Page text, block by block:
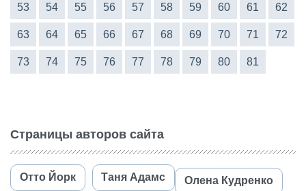
53 54 55 56 57 58 59 60 61 62
63 64 65 66 67 68 69 70 71 72
73 74 75 76 77 78 79 80 81
Страницы авторов сайта
Отто Йорк Таня Адамс Олена Кудренко